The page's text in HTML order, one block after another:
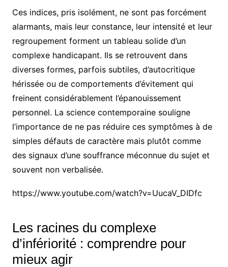
Ces indices, pris isolément, ne sont pas forcément
alarmants, mais leur constance, leur intensité et leur
regroupement forment un tableau solide d’un
complexe handicapant. Ils se retrouvent dans
diverses formes, parfois subtiles, d’autocritique
hérissée ou de comportements d’évitement qui
freinent considérablement l’épanouissement
personnel. La science contemporaine souligne
l’importance de ne pas réduire ces symptômes à de
simples défauts de caractère mais plutôt comme
des signaux d’une souffrance méconnue du sujet et
souvent non verbalisée.
https://www.youtube.com/watch?v=UucaV_DIDfc
Les racines du complexe
d’infériorité : comprendre pour
mieux agir